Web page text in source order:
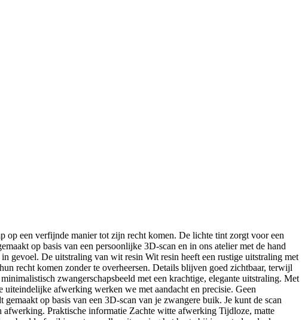
op een verfijnde manier tot zijn recht komen. De lichte tint zorgt voor een
op basis van een persoonlijke 3D-scan en in ons atelier met de hand
gevoel. De uitstraling van wit resin Wit resin heeft een rustige uitstraling met
recht komen zonder te overheersen. Details blijven goed zichtbaar, terwijl
zwangerschapsbeeld met een krachtige, elegante uitstraling. Met
afwerking werken we met aandacht en precisie. Geen
op basis van een 3D-scan van je zwangere buik. Je kunt de scan
Praktische informatie Zachte witte afwerking Tijdloze, matte